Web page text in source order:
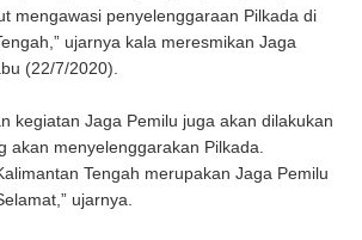
mengawasi penyelenggaraan Pilkada di
ujarnya kala meresmikan Jaga
(22/7/2020).
kegiatan Jaga Pemilu juga akan dilakukan
akan menyelenggarakan Pilkada.
Tengah merupakan Jaga Pemilu
ujarnya.